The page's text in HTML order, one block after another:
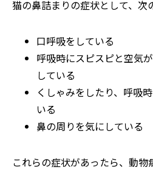
猫の鼻詰まりの症状として、次
口呼吸をしている
呼吸時にスピスピと空気
している
くしゃみをしたり、呼吸
いる
鼻の周りを気にしている
これらの症状があったら、動物